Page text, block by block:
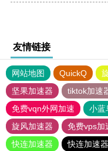
友情链接
网站地图 QuickQ
坚果加速器
tiktok加速
免费vqn外网加速
小蓝
旋风加速器
免费vps加
快连加速器
快连加速